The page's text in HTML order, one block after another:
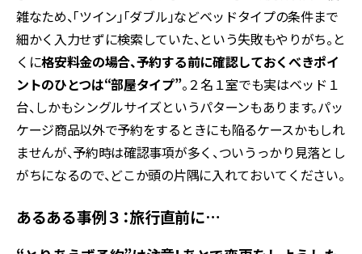
雑なため、「ツイン」「ダブル」などベッドタイプの条件まで
細かく入力せずに検索していた、という失敗もやりがち。と
くに格安料金の場合、予約する前に確認しておくべきポイ
ントのひとつは“部屋タイプ”。２名１室でも実はベッド１
台、しかもシングルサイズというパターンもあります。パッ
ケージ商品以外で予約をするときにも陥るケースかもしれ
ませんが、予約時は確認事項が多く、ついうっかり見落とし
がちになるので、どこか頭の片隅に入れておいてください。
あるある事例３：旅行直前に…